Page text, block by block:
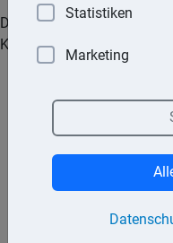
Die Kosten für
Krankenkasse übernommen,
wenn diese in
Krankheit führen
um eine Krankheit zu
um eine
Statistiken
Marketing